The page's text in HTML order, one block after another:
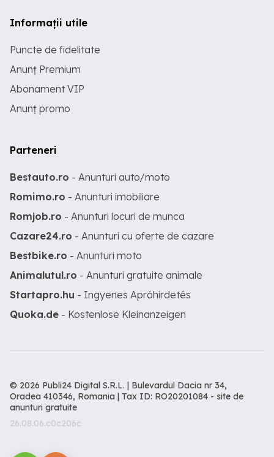
Informații utile
Puncte de fidelitate
Anunț Premium
Abonament VIP
Anunț promo
Parteneri
Bestauto.ro - Anunturi auto/moto
Romimo.ro - Anunturi imobiliare
Romjob.ro - Anunturi locuri de munca
Cazare24.ro - Anunturi cu oferte de cazare
Bestbike.ro - Anunturi moto
Animalutul.ro - Anunturi gratuite animale
Startapro.hu - Ingyenes Apróhirdetés
Quoka.de - Kostenlose Kleinanzeigen
© 2026 Publi24 Digital S.R.L. | Bulevardul Dacia nr 34,
Oradea 410346, Romania | Tax ID: RO20201084 - site de
anunturi gratuite
26.08.06.c0c206c